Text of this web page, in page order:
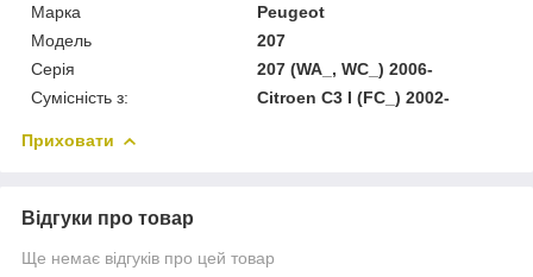
Марка
Peugeot
Модель
207
Серія
207 (WA_, WC_) 2006-
Сумісність з:
Citroen C3 I (FC_) 2002-
Приховати
Відгуки про товар
Ще немає відгуків про цей товар